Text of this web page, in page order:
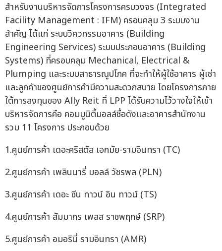
สำหรับงานบริหารจัดการโครงการครบวงจร (Integrated
Facility Management : IFM) ครอบคลุม 3 ระบบงาน
สำคัญ ได้แก่ ระบบวิศวกรรมอาคาร (Building
Engineering Services) ระบบประกอบอาคาร (Building
Systems) ที่ครอบคลุม Mechanical, Electrical &
Plumping และระบบสาธารณูปโภค ที่จะทำให้ผู้ใช้อาคาร ผู้เช่า
และลูกค้าของศูนย์การค้ามีความสะดวกสบาย โดยโครงการภาย
ใต้การลงทุนของ Ally Reit ที่ LPP ได้รับความไว้วางใจให้เข้า
บริหารจัดการคือ คอมมูนิตี้มอลล์ชื่อดังและอาคารสำนักงาน
รวม 11 โครงการ ประกอบด้วย
1.ศูนย์การค้า เดอะคริสตัล เอกมัย-รามอินทรา (TC)
2.ศูนย์การค้า เพลินนารี่ มอลล์ วัชรพล (PLN)
3.ศูนย์การค้า เดอะ ซีน ทาวน์ อิน ทาวน์ (TS)
4.ศูนย์การค้า สัมมากร เพลส ราชพฤกษ์ (SRP)
5.ศูนย์การค้า อมอรินี่ รามอินทรา (AMR)